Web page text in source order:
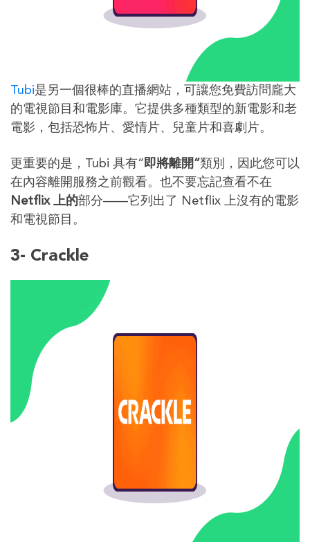
Tubi是另一個很棒的直播網站，可讓您免費訪問龐大
的電視節目和電影庫。它提供多種類型的新電影和老
電影，包括恐怖片、愛情片、兒童片和喜劇片。
更重要的是，Tubi 具有“即將離開”類別，因此您可以
在內容離開服務之前觀看。也不要忘記查看不在
Netflix 上的部分——它列出了 Netflix 上沒有的電影
和電視節目。
3- Crackle